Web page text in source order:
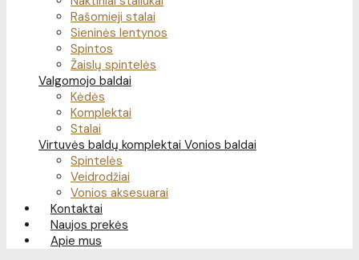
Rašomieji stalai
Sieninės lentynos
Spintos
Žaislų spintelės
Valgomojo baldai
Kėdės
Komplektai
Stalai
Virtuvės baldų komplektai Vonios baldai
Spintelės
Veidrodžiai
Vonios aksesuarai
Kontaktai
Naujos prekės
Apie mus